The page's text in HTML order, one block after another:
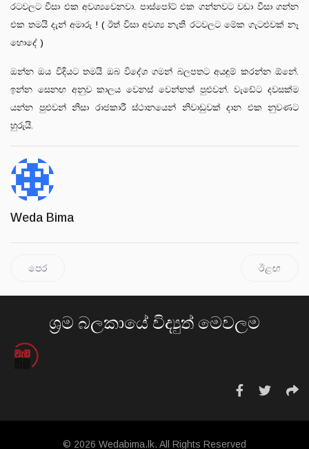
රටවලට වීසා එක අවශ්‍යවෙනවා. පාස්පෝට් එක ගන්නවට වඩා වීසා ගන්න
එක තමයි දැන් අමාරු ! ( ඊත් විසා අවශ්‍ය නැති රටවලට මේක ගැටළුවක් නෑ
හොදේ )
ඔන්න ඔය විදියට තමයි ඔබ විදේශ ගමන් බලපතට අයඳුම් කරන්න ඕනේ.
ඉන්න සෙනඟ අනුව කාලය වෙනස් වෙන්නත් පුළුවන්. වැඩේට දවසක්ම
යන්න පුළුවන් නිසා රාජකාරී ස්ථානයෙන් නිවාඩුවක් දාන එක නුවණට
හුරුයි.
Weda Bima
පෙර ඊළඟ
ශ්‍රම බලකායේ විද්‍යුත් මෙවලම
© 2026 Wedabima.lk. All Rights Reserved